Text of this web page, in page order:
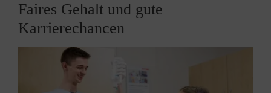
Faires Gehalt und gute
Karrierechancen